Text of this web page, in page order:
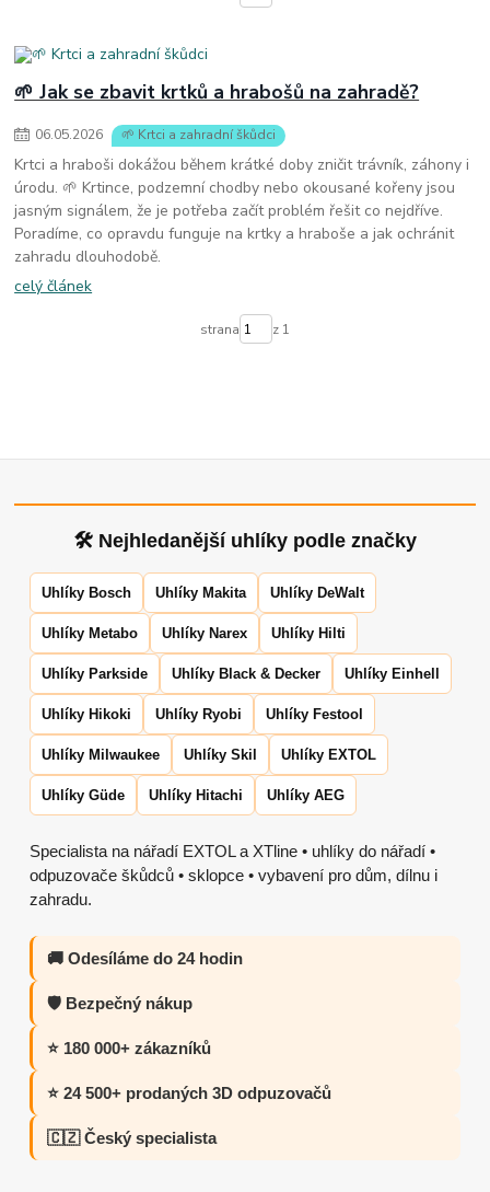
🌱 Jak se zbavit krtků a hrabošů na zahradě?
06.05.2026 🌱 Krtci a zahradní škůdci
Krtci a hraboši dokážou během krátké doby zničit trávník, záhony i
úrodu. 🌱 Krtince, podzemní chodby nebo okousané kořeny jsou
jasným signálem, že je potřeba začít problém řešit co nejdříve.
Poradíme, co opravdu funguje na krtky a hraboše a jak ochránit
zahradu dlouhodobě.
celý článek
strana z 1
🛠 Nejhledanější uhlíky podle značky
Uhlíky Bosch Uhlíky Makita Uhlíky DeWalt
Uhlíky Metabo Uhlíky Narex Uhlíky Hilti
Uhlíky Parkside Uhlíky Black & Decker Uhlíky Einhell
Uhlíky Hikoki Uhlíky Ryobi Uhlíky Festool
Uhlíky Milwaukee Uhlíky Skil Uhlíky EXTOL
Uhlíky Güde Uhlíky Hitachi Uhlíky AEG
Specialista na nářadí EXTOL a XTline • uhlíky do nářadí •
odpuzovače škůdců • sklopce • vybavení pro dům, dílnu i
zahradu.
🚚 Odesíláme do 24 hodin
🛡️ Bezpečný nákup
⭐ 180 000+ zákazníků
⭐ 24 500+ prodaných 3D odpuzovačů
🇨🇿 Český specialista